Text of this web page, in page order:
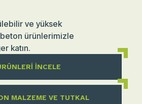
ve yüksek
ürünlerimizle
katın.
İNCELE
MALZEME VE TUTKAL